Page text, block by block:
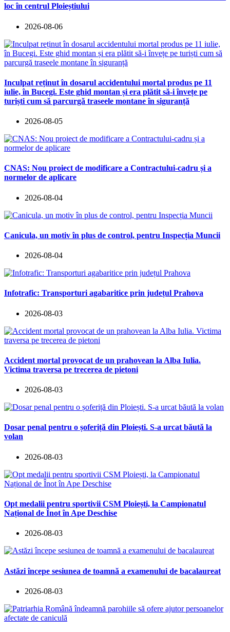
loc în centrul Ploieștiului
2026-08-06
Inculpat reținut în dosarul accidentului mortal produs pe 11
iulie, în Bucegi. Este ghid montan și era plătit să-i învețe pe
turiști cum să parcurgă traseele montane în siguranță
2026-08-05
CNAS: Nou proiect de modificare a Contractului-cadru și a
normelor de aplicare
2026-08-04
Canicula, un motiv în plus de control, pentru Inspecția Muncii
2026-08-04
Infotrafic: Transporturi agabaritice prin județul Prahova
2026-08-03
Accident mortal provocat de un prahovean la Alba Iulia.
Victima traversa pe trecerea de pietoni
2026-08-03
Dosar penal pentru o șoferiță din Ploiești. S-a urcat băută la
volan
2026-08-03
Opt medalii pentru sportivii CSM Ploiești, la Campionatul
Național de Înot în Ape Deschise
2026-08-03
Astăzi începe sesiunea de toamnă a examenului de bacalaureat
2026-08-03